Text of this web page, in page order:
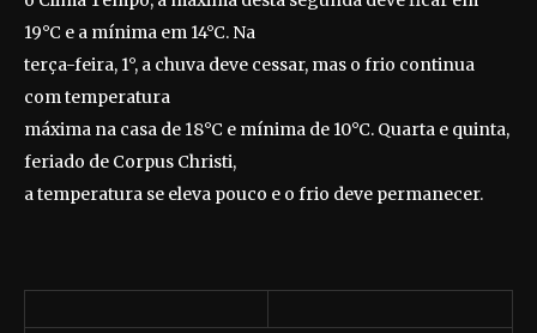
19°C e a mínima em 14°C. Na
terça-feira, 1°, a chuva deve cessar, mas o frio continua
com temperatura
máxima na casa de 18°C e mínima de 10°C. Quarta e quinta,
feriado de Corpus Christi,
a temperatura se eleva pouco e o frio deve permanecer.